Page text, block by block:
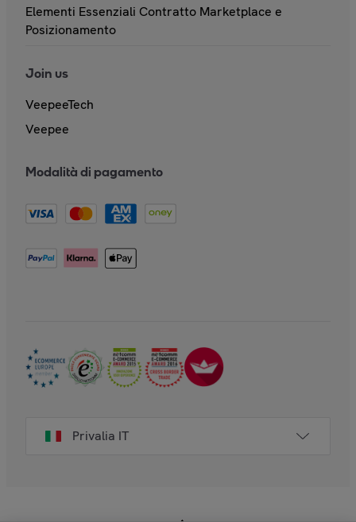
Elementi Essenziali Contratto Marketplace e
Posizionamento
Join us
VeepeeTech
Veepee
Modalità di pagamento
Privalia IT